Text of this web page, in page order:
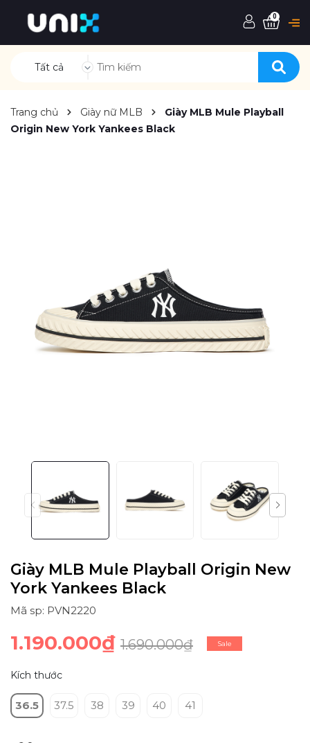
Tất cả
0
Trang chủ Giày nữ MLB
Giày MLB Mule Playball
Origin New York Yankees Black
Giày MLB Mule Playball Origin New
York Yankees Black
Mã sp: PVN2220
1.190.000₫ 1.690.000₫ Sale
Kích thước
36.5 37.5 38 39 40 41